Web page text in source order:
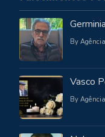
By
Vasco
By